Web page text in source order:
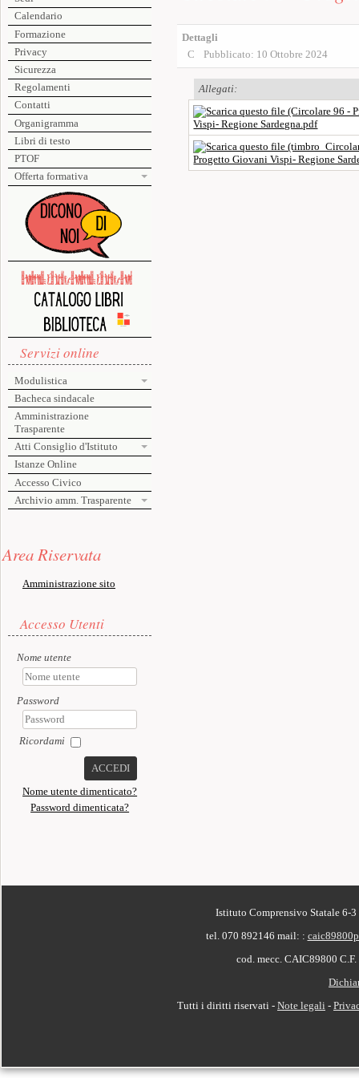
Calendario
Formazione
Privacy
Sicurezza
Regolamenti
Contatti
Organigramma
Libri di testo
PTOF
Offerta formativa
Servizi online
Modulistica
Bacheca sindacale
Amministrazione
Trasparente
Atti Consiglio d'Istituto
Istanze Online
Accesso Civico
Archivio amm. Trasparente
Area Riservata
Amministrazione sito
Accesso utente
Accesso Utenti
Nome utente
Password
Ricordami
ACCEDI
Nome utente dimenticato?
Password dimenticata?
Dettagli
Pubblicato: 10 Ottobre 2024
Allegati:
Vispi- Regione Sardegna.pdf
Progetto Giovani Vispi- Regione
Istituto Comprensivo Statale 6-
tel. 070 892146 mail: :
cod. mecc. CAIC89800
Tutti i diritti riservati - Note legali -